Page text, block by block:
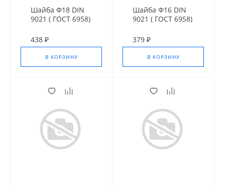
Шайба Ф18 DIN
9021 ( ГОСТ 6958)
438 ₽
В КОРЗИНУ
Шайба Ф16 DIN
9021 ( ГОСТ 6958)
379 ₽
В КОРЗИНУ